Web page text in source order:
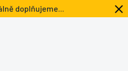
doplňujeme...